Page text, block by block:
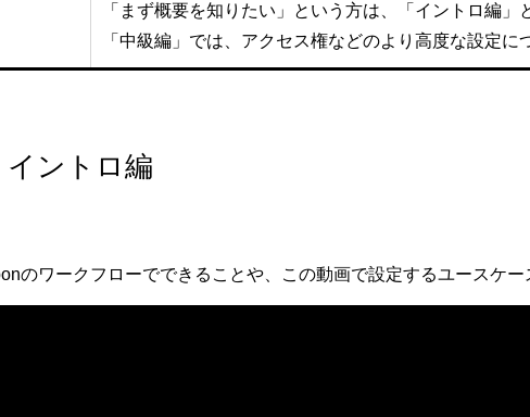
「まず概要を知りたい」という方は、「イントロ編」
「中級編」では、アクセス権などのより高度な設定に
イントロ編
のワークフローでできることや、この動画で設定するユースケー